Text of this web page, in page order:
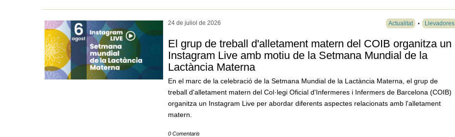
24 de juliol de 2026 Actualitat Llevadores
El grup de treball d'alletament matern del COIB organitza un
Instagram Live amb motiu de la Setmana Mundial de la
Lactància Materna
En el marc de la celebració de la Setmana Mundial de la Lactància Materna, el grup de
treball d'alletament matern del Col·legi Oficial d'Infermeres i Infermers de Barcelona (COIB)
organitza un Instagram Live per abordar diferents aspectes relacionats amb l'alletament
matern.
0 Comentaris